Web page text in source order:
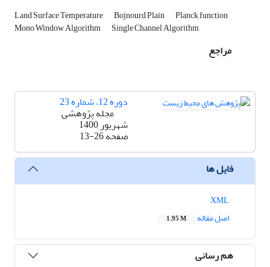
Land Surface Temperature Bojnourd Plain Planck function
Mono Window Algorithm Single Channel Algorithm
مراجع
دوره 12، شماره 23
مجله پژوهشی
شهریور 1400
صفحه13-26
فایل ها
اصل مقاله
1.95 M
هم رسانی